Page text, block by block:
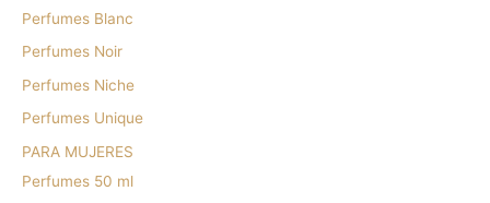
Perfumes Blanc
Perfumes Noir
Perfumes Niche
Perfumes Unique
PARA MUJERES
Perfumes 50 ml